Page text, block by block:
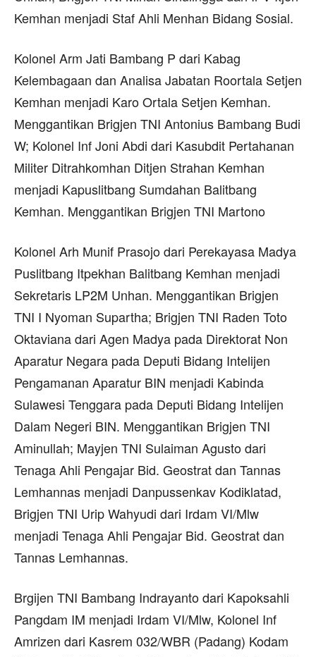
Kemhan menjadi Staf Ahli Menhan Bidang Sosial.
Kolonel Arm Jati Bambang P dari Kabag
Kelembagaan dan Analisa Jabatan Roortala Setjen
Kemhan menjadi Karo Ortala Setjen Kemhan.
Menggantikan Brigjen TNI Antonius Bambang Budi
W; Kolonel Inf Joni Abdi dari Kasubdit Pertahanan
Militer Ditrahkomhan Ditjen Strahan Kemhan
menjadi Kapuslitbang Sumdahan Balitbang
Kemhan. Menggantikan Brigjen TNI Martono
Kolonel Arh Munif Prasojo dari Perekayasa Madya
Puslitbang Itpekhan Balitbang Kemhan menjadi
Sekretaris LP2M Unhan. Menggantikan Brigjen
TNI I Nyoman Supartha; Brigjen TNI Raden Toto
Oktaviana dari Agen Madya pada Direktorat Non
Aparatur Negara pada Deputi Bidang Intelijen
Pengamanan Aparatur BIN menjadi Kabinda
Sulawesi Tenggara pada Deputi Bidang Intelijen
Dalam Negeri BIN. Menggantikan Brigjen TNI
Aminullah; Mayjen TNI Sulaiman Agusto dari
Tenaga Ahli Pengajar Bid. Geostrat dan Tannas
Lemhannas menjadi Danpussenkav Kodiklatad,
Brigjen TNI Urip Wahyudi dari Irdam VI/Mlw
menjadi Tenaga Ahli Pengajar Bid. Geostrat dan
Tannas Lemhannas.
Brgijen TNI Bambang Indrayanto dari Kapoksahli
Pangdam IM menjadi Irdam VI/Mlw, Kolonel Inf
Amrizen dari Kasrem 032/WBR (Padang) Kodam